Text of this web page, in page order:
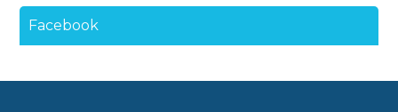
Facebook